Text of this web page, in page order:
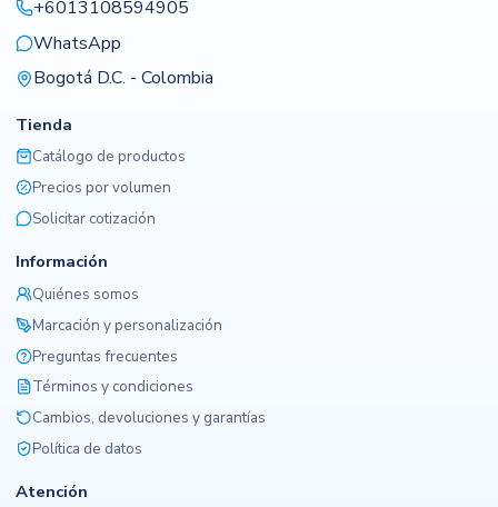
+6013108594905
WhatsApp
Bogotá D.C. - Colombia
Tienda
Catálogo de productos
Precios por volumen
Solicitar cotización
Información
Quiénes somos
Marcación y personalización
Preguntas frecuentes
Términos y condiciones
Cambios, devoluciones y garantías
Política de datos
Atención